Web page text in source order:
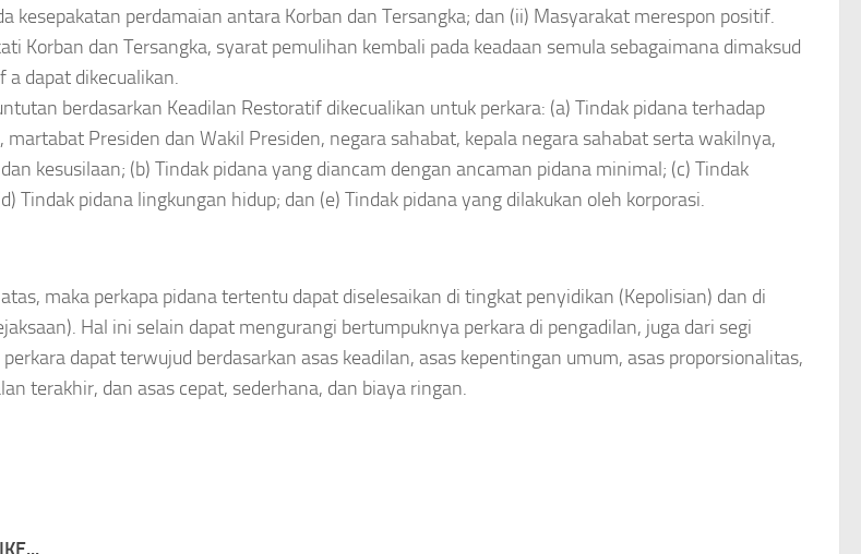
kesepakatan perdamaian antara Korban dan Tersangka; dan (ii) Masyarakat merespon positif.
Korban dan Tersangka, syarat pemulihan kembali pada keadaan semula sebagaimana dimaksud
a dapat dikecualikan.
berdasarkan Keadilan Restoratif dikecualikan untuk perkara: (a) Tindak pidana terhadap
martabat Presiden dan Wakil Presiden, negara sahabat, kepala negara sahabat serta wakilnya,
kesusilaan; (b) Tindak pidana yang diancam dengan ancaman pidana minimal; (c) Tindak
Tindak pidana lingkungan hidup; dan (e) Tindak pidana yang dilakukan oleh korporasi.
maka perkapa pidana tertentu dapat diselesaikan di tingkat penyidikan (Kepolisian) dan di
Hal ini selain dapat mengurangi bertumpuknya perkara di pengadilan, juga dari segi
dapat terwujud berdasarkan asas keadilan, asas kepentingan umum, asas proporsionalitas,
terakhir, dan asas cepat, sederhana, dan biaya ringan.